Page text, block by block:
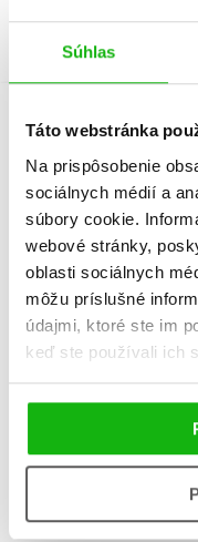
Súhlas
Táto webstránka
Na prispôsobenie
sociálnych médií a
súbory cookie.
webové stránky,
oblasti sociálnych
môžu príslušné
údajmi, ktoré ste im
keď ste používali ich
Žáner
Počet strán
K stiahnutiu
Formát
Hmotnosť